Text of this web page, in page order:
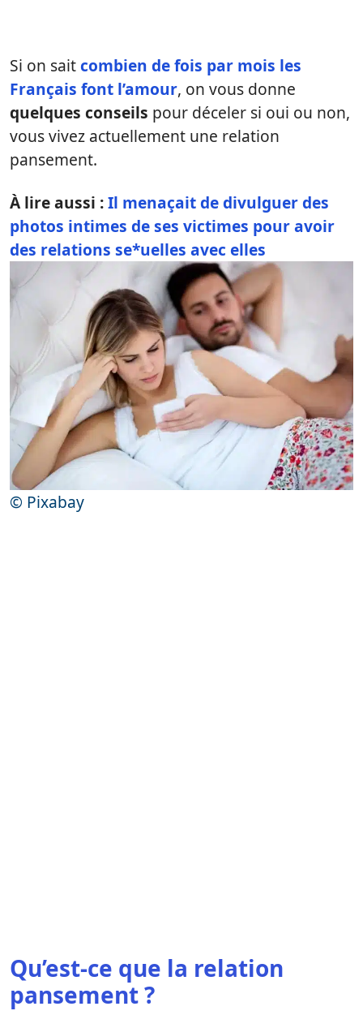
Si on saitcombien de fois par mois les
Français font l’amour, on vous donne
quelques conseils pour déceler si oui ou non,
vous vivez actuellement une relation
pansement.
À lire aussi :Il menaçait de divulguer des
photos intimes de ses victimes pour avoir
des relations se*uelles avec elles
© Pixabay
Qu’est-ce que la relation
pansement ?